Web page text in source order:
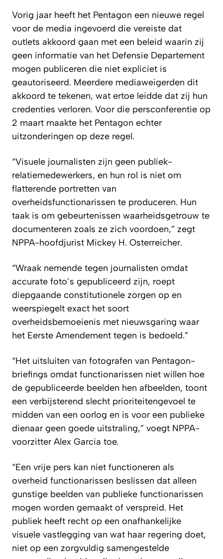
Vorig jaar heeft het Pentagon een nieuwe regel
voor de media ingevoerd die vereiste dat
outlets akkoord gaan met een beleid waarin zij
geen informatie van het Defensie Departement
mogen publiceren die niet expliciet is
geautoriseerd. Meerdere mediaweigerden dit
akkoord te tekenen, wat ertoe leidde dat zij hun
credenties verloren. Voor die persconferentie op
2 maart maakte het Pentagon echter
uitzonderingen op deze regel.
“Visuele journalisten zijn geen publiek-
relatiemedewerkers, en hun rol is niet om
flatterende portretten van
overheidsfunctionarissen te produceren. Hun
taak is om gebeurtenissen waarheidsgetrouw te
documenteren zoals ze zich voordoen,” zegt
NPPA-hoofdjurist Mickey H. Osterreicher.
“Wraak nemende tegen journalisten omdat
accurate foto’s gepubliceerd zijn, roept
diepgaande constitutionele zorgen op en
weerspiegelt exact het soort
overheidsbemoeienis met nieuwsgaring waar
het Eerste Amendement tegen is bedoeld.”
“Het uitsluiten van fotografen van Pentagon-
briefings omdat functionarissen niet willen hoe
de gepubliceerde beelden hen afbeelden, toont
een verbijsterend slecht prioriteitengevoel te
midden van een oorlog en is voor een publieke
dienaar geen goede uitstraling,” voegt NPPA-
voorzitter Alex Garcia toe.
“Een vrije pers kan niet functioneren als
overheid functionarissen beslissen dat alleen
gunstige beelden van publieke functionarissen
mogen worden gemaakt of verspreid. Het
publiek heeft recht op een onafhankelijke
visuele vastlegging van wat haar regering doet,
niet op een zorgvuldig samengestelde